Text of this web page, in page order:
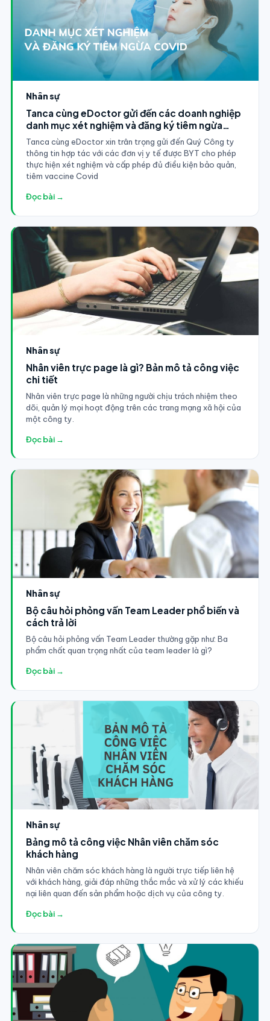
Nhân sự
Tanca cùng eDoctor gửi đến các doanh nghiệp
danh mục xét nghiệm và đăng ký tiêm ngừa
Covid
Tanca cùng eDoctor xin trân trọng gửi đến Quý Công ty
thông tin hợp tác với các đơn vị y tế được BYT cho phép
thực hiện xét nghiệm và cấp phép đủ điều kiện bảo quản,
tiêm vaccine Covid
Đọc bài →
Nhân sự
Nhân viên trực page là gì? Bản mô tả công việc
chi tiết
Nhân viên trực page là những người chịu trách nhiệm theo
dõi, quản lý mọi hoạt động trên các trang mạng xã hội của
một công ty.
Đọc bài →
Nhân sự
Bộ câu hỏi phỏng vấn Team Leader phổ biến và
cách trả lời
Bộ câu hỏi phỏng vấn Team Leader thường gặp như: Ba
phẩm chất quan trọng nhất của team leader là gì?
Đọc bài →
Nhân sự
Bảng mô tả công việc Nhân viên chăm sóc
khách hàng
Nhân viên chăm sóc khách hàng là người trực tiếp liên hệ
với khách hàng, giải đáp những thắc mắc và xử lý các khiếu
nại liên quan đến sản phẩm hoặc dịch vụ của công ty.
Đọc bài →